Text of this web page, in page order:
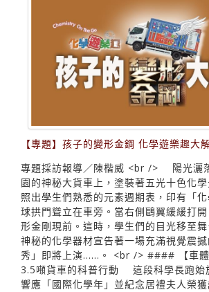
【專題】孩子的變形金鋼 化學遊樂趣大
專題採訪報導／陳楷威 <br /> 陽光灑
園的神秘大貨車上，塗裝著五光十色化
照出學生們熟悉的元素週期表，印有「
球拱門聳立在車旁。當右側鷗翼緩緩打
形金剛現前。這時，學生們的目光移至舞
神秘的化學器材宣告著一場充滿視覺震
秀」即將上演……。 <br /> #### 【車體
3.5噸貨車的科普行動 這段科學長跑始
響應「國際化學年」並紀念居禮夫人榮